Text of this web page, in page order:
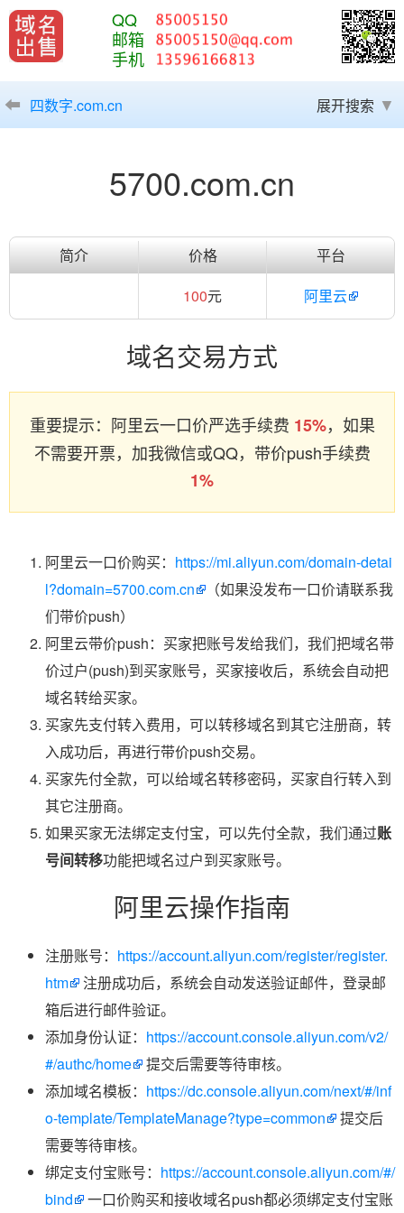
QQ
邮箱
手机
四数字.com.cn 展开搜索
5700.com.cn
简介 价格
平台
100元 阿里云
域名交易方式
重要提示：阿里云一口价严选手续费 15%，如果
不需要开票，加我微信或QQ，带价push手续费
1%
阿里云一口价购买： https://mi.aliyun.com/domain-detai
l?domain=5700.com.cn
（如果没发布一口价请联系我
们带价push）
阿里云带价push：买家把账号发给我们，我们把域名带
价过户(push)到买家账号，买家接收后，系统会自动把
域名转给买家。
买家先支付转入费用，可以转移域名到其它注册商，转
入成功后，再进行带价push交易。
买家先付全款，可以给域名转移密码，买家自行转入到
其它注册商。
如果买家无法绑定支付宝，可以先付全款，我们通过账
号间转移功能把域名过户到买家账号。
阿里云操作指南
注册账号： https://account.aliyun.com/register/register.
htm
注册成功后，系统会自动发送验证邮件，登录邮
箱后进行邮件验证。
添加身份认证： https://account.console.aliyun.com/v2/
#/authc/home
提交后需要等待审核。
添加域名模板： https://dc.console.aliyun.com/next/#/inf
o-template/TemplateManage?type=common
提交后
需要等待审核。
绑定支付宝账号： https://account.console.aliyun.com/#/
bind
一口价购买和接收域名push都必须绑定支付宝账